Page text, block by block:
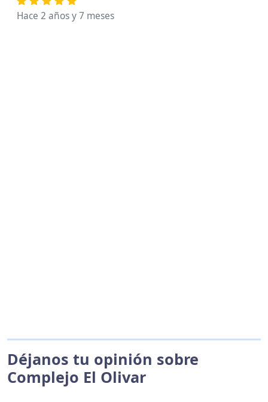
Hace 2 años y 7 meses
Déjanos tu opinión sobre
Complejo El Olivar